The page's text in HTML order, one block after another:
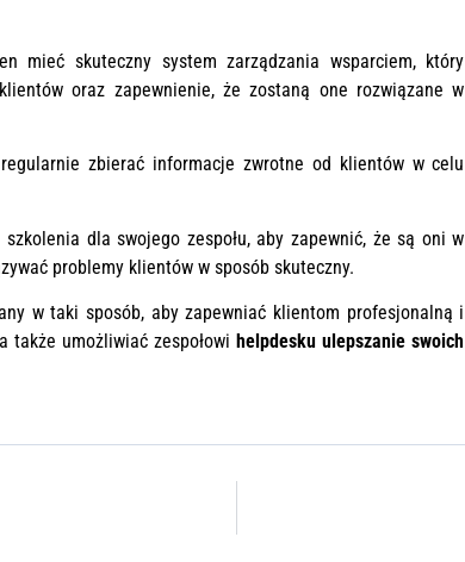
mieć skuteczny system zarządzania wsparciem, który
oraz zapewnienie, że zostaną one rozwiązane w
zbierać informacje zwrotne od klientów w celu
dla swojego zespołu, aby zapewnić, że są oni w
problemy klientów w sposób skuteczny.
w taki sposób, aby zapewniać klientom profesjonalną i
także umożliwiać zespołowihelpdesku ulepszanie swoich